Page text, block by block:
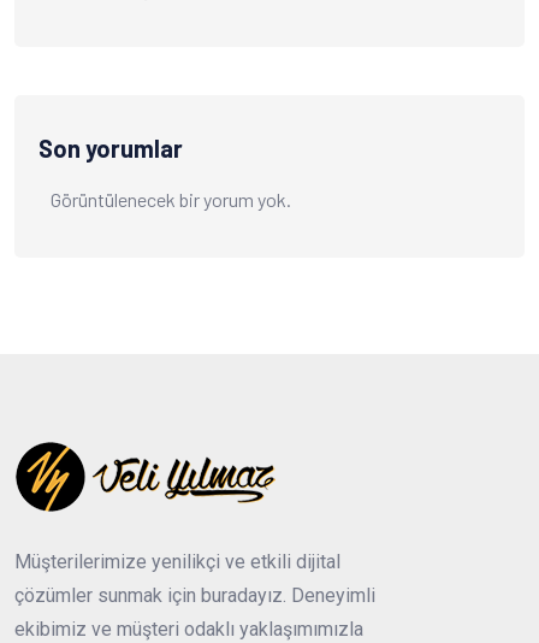
Son yorumlar
Görüntülenecek bir yorum yok.
Müşterilerimize yenilikçi ve etkili dijital
çözümler sunmak için buradayız. Deneyimli
ekibimiz ve müşteri odaklı yaklaşımımızla